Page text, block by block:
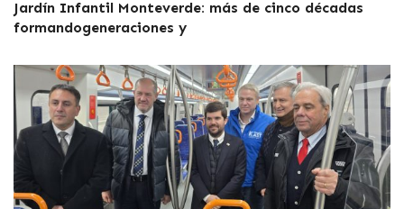
Jardín Infantil Monteverde: más de cinco décadas
formandogeneraciones y